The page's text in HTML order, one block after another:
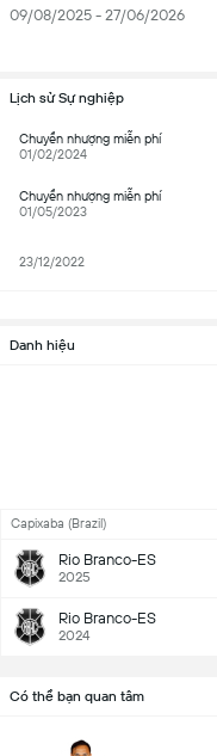
09/08/2025 - 27/06/2026
Lịch sử Sự nghiệp
Chuyển nhượng miễn phí
01/02/2024
Chuyển nhượng miễn phí
01/05/2023
23/12/2022
Danh hiệu
Capixaba (Brazil)
Rio Branco-ES
2025
Rio Branco-ES
2024
Có thể bạn quan tâm